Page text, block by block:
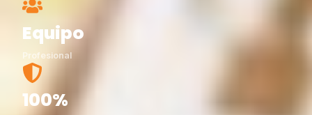
Equipo
Profesional
100%